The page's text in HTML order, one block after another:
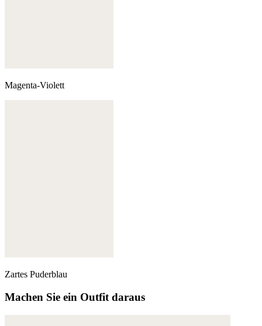
Magenta-Violett
Zartes Puderblau
Machen Sie ein Outfit daraus